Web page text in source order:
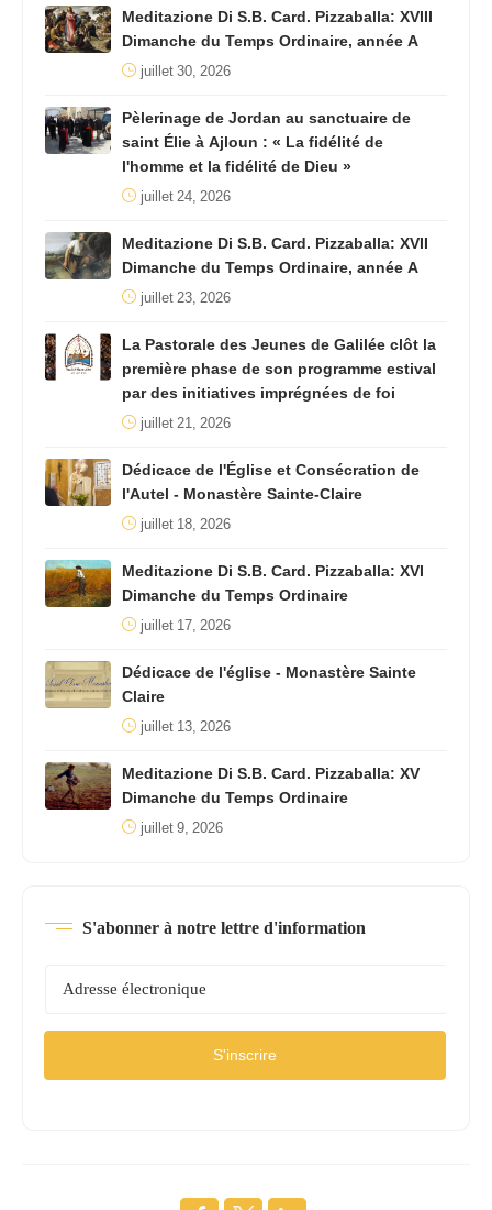
Meditazione Di S.B. Card. Pizzaballa: XVIII
Dimanche du Temps Ordinaire, année A
juillet 30, 2026
Pèlerinage de Jordan au sanctuaire de
saint Élie à Ajloun : « La fidélité de
l'homme et la fidélité de Dieu »
juillet 24, 2026
Meditazione Di S.B. Card. Pizzaballa: XVII
Dimanche du Temps Ordinaire, année A
juillet 23, 2026
La Pastorale des Jeunes de Galilée clôt la
première phase de son programme estival
par des initiatives imprégnées de foi
juillet 21, 2026
Dédicace de l'Église et Consécration de
l'Autel - Monastère Sainte-Claire
juillet 18, 2026
Meditazione Di S.B. Card. Pizzaballa: XVI
Dimanche du Temps Ordinaire
juillet 17, 2026
Dédicace de l'église - Monastère Sainte
Claire
juillet 13, 2026
Meditazione Di S.B. Card. Pizzaballa: XV
Dimanche du Temps Ordinaire
juillet 9, 2026
S'abonner à notre lettre d'information
S'inscrire